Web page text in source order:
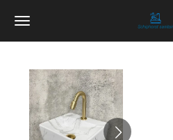
Ga
hoofdinhoud